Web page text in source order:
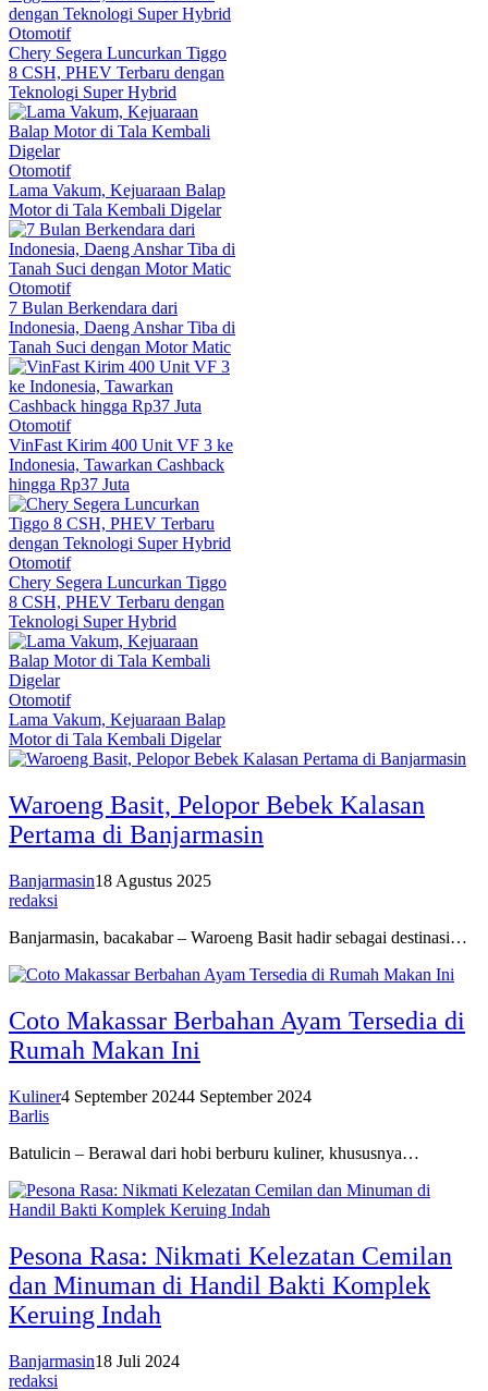
Otomotif
Chery Segera Luncurkan Tiggo
8 CSH, PHEV Terbaru dengan
Teknologi Super Hybrid
Otomotif
Lama Vakum, Kejuaraan Balap
Motor di Tala Kembali Digelar
Otomotif
7 Bulan Berkendara dari
Indonesia, Daeng Anshar Tiba di
Tanah Suci dengan Motor Matic
Otomotif
VinFast Kirim 400 Unit VF 3 ke
Indonesia, Tawarkan Cashback
hingga Rp37 Juta
Otomotif
Chery Segera Luncurkan Tiggo
8 CSH, PHEV Terbaru dengan
Teknologi Super Hybrid
Otomotif
Lama Vakum, Kejuaraan Balap
Motor di Tala Kembali Digelar
Waroeng Basit, Pelopor Bebek Kalasan
Pertama di Banjarmasin
Banjarmasin18 Agustus 2025
redaksi
Banjarmasin, bacakabar – Waroeng Basit hadir sebagai destinasi…
Coto Makassar Berbahan Ayam Tersedia di
Rumah Makan Ini
Kuliner4 September 20244 September 2024
Barlis
Batulicin – Berawal dari hobi berburu kuliner, khususnya…
Pesona Rasa: Nikmati Kelezatan Cemilan
dan Minuman di Handil Bakti Komplek
Keruing Indah
Banjarmasin18 Juli 2024
redaksi